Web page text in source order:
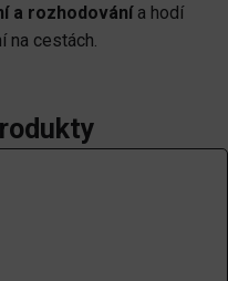
a rozhodovánía hodí
na cestách.